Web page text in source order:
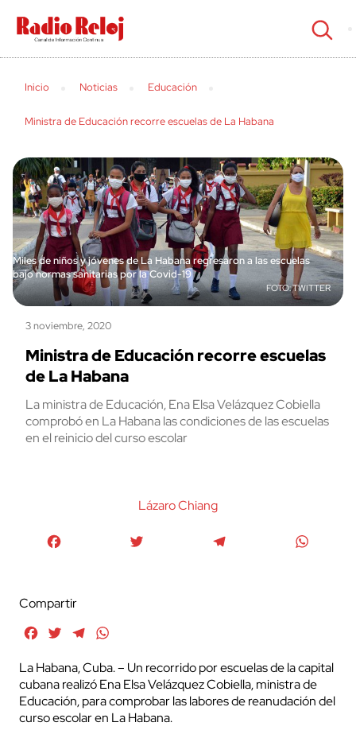
cerrar
Inicio Noticias Educación
Ministra de Educación recorre escuelas de La Habana
Miles de niños y jóvenes de La Habana regresaron a las escuelas
bajo normas sanitarias por la Covid-19
TWITTER
3 noviembre, 2020
Ministra de Educación recorre escuelas
de La Habana
La ministra de Educación, Ena Elsa Velázquez Cobiella
comprobó en La Habana las condiciones de las escuelas
en el reinicio del curso escolar
Lázaro Chiang
Compartir
FacebookTwitterTelegram
La Habana, Cuba. – Un recorrido por escuelas de la capital
cubana realizó Ena Elsa Velázquez Cobiella, ministra de
Educación, para comprobar las labores de reanudación del
curso escolar en La Habana.